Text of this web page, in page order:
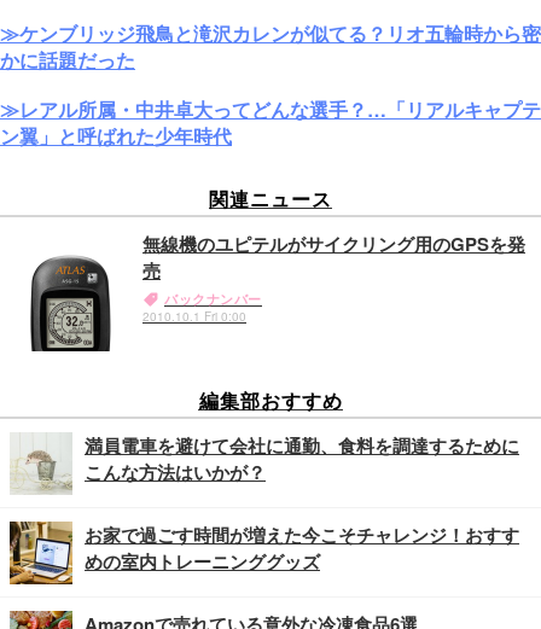
≫ケンブリッジ飛鳥と滝沢カレンが似てる？リオ五輪時から密
かに話題だった
≫レアル所属・中井卓大ってどんな選手？…「リアルキャプテ
ン翼」と呼ばれた少年時代
関連ニュース
無線機のユピテルがサイクリング用のGPSを発
売
バックナンバー
2010.10.1 Fri 0:00
編集部おすすめ
満員電車を避けて会社に通勤、食料を調達するために
こんな方法はいかが？
お家で過ごす時間が増えた今こそチャレンジ！おすす
めの室内トレーニンググッズ